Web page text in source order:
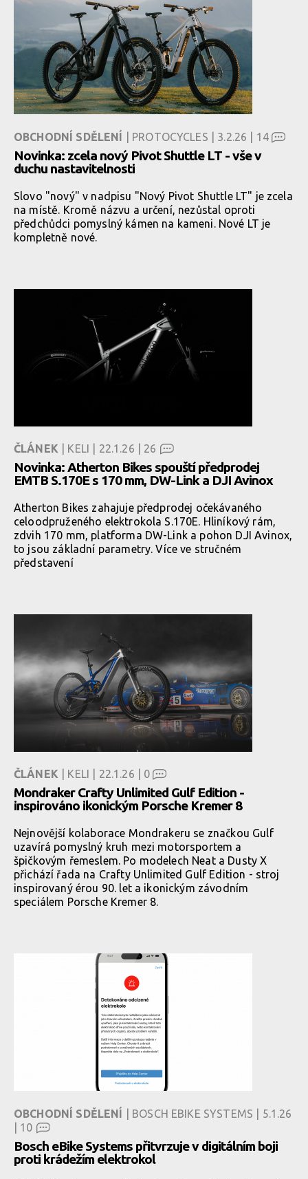
OBCHODNÍ SDĚLENÍ | PROTOCYCLES | 3.2.26 | 14
Novinka: zcela nový Pivot Shuttle LT - vše v
duchu nastavitelnosti
Slovo "nový" v nadpisu "Nový Pivot Shuttle LT" je zcela
na místě. Kromě názvu a určení, nezůstal oproti
předchůdci pomyslný kámen na kameni. Nové LT je
kompletně nové.
ČLÁNEK | KELI | 22.1.26 | 26
Novinka: Atherton Bikes spouští předprodej
EMTB S.170E s 170 mm, DW-Link a DJI Avinox
Atherton Bikes zahajuje předprodej očekávaného
celoodpruženého elektrokola S.170E. Hliníkový rám,
zdvih 170 mm, platforma DW-Link a pohon DJI Avinox,
to jsou základní parametry. Více ve stručném
představení
ČLÁNEK | KELI | 22.1.26 | 0
Mondraker Crafty Unlimited Gulf Edition -
inspirováno ikonickým Porsche Kremer 8
Nejnovější kolaborace Mondrakeru se značkou Gulf
uzavírá pomyslný kruh mezi motorsportem a
špičkovým řemeslem. Po modelech Neat a Dusty X
přichází řada na Crafty Unlimited Gulf Edition - stroj
inspirovaný érou 90. let a ikonickým závodním
speciálem Porsche Kremer 8.
OBCHODNÍ SDĚLENÍ | BOSCH EBIKE SYSTEMS | 5.1.26
10
Bosch eBike Systems přitvrzuje v digitálním boji
proti krádežím elektrokol